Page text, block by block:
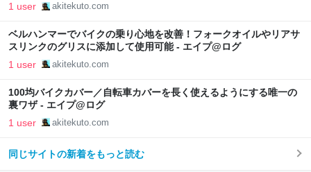
1 user akitekuto.com
ベルハンマーでバイクの乗り心地を改善！フォークオイルやリアサ
スリンクのグリスに添加して使用可能 - エイプ@ログ
1 user akitekuto.com
100均バイクカバー／自転車カバーを長く使えるようにする唯一の
裏ワザ - エイプ@ログ
1 user akitekuto.com
同じサイトの新着をもっと読む